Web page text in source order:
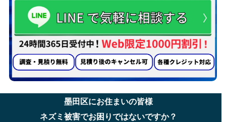
墨田区にお住まいの皆様
ネズミ被害でお困りではないですか？